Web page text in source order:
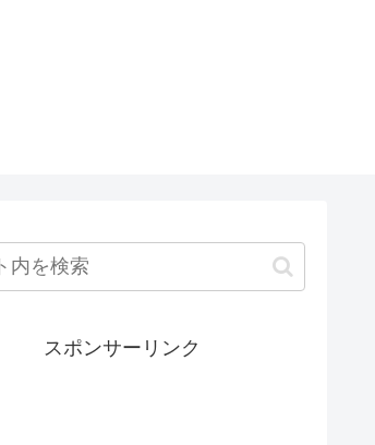
スポンサーリンク